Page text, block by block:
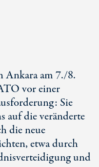
am 7./8.
vor einer
Sie
auf die veränderte
die neue
etwa durch
und